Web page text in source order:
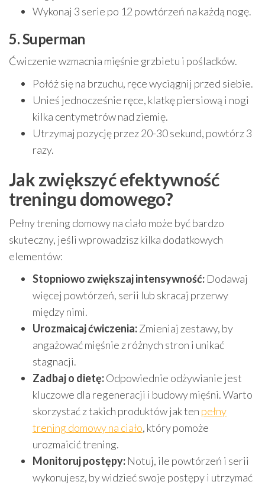
Wykonaj 3 serie po 12 powtórzeń na każdą nogę.
5. Superman
Ćwiczenie wzmacnia mięśnie grzbietu i pośladków.
Połóż się na brzuchu, ręce wyciągnij przed siebie.
Unieś jednocześnie ręce, klatkę piersiową i nogi
kilka centymetrów nad ziemię.
Utrzymaj pozycję przez 20-30 sekund, powtórz 3
razy.
Jak zwiększyć efektywność
treningu domowego?
Pełny trening domowy na ciało może być bardzo
skuteczny, jeśli wprowadzisz kilka dodatkowych
elementów:
Stopniowo zwiększaj intensywność: Dodawaj
więcej powtórzeń, serii lub skracaj przerwy
między nimi.
Urozmaicaj ćwiczenia:Zmieniaj zestawy, by
angażować mięśnie z różnych stron i unikać
stagnacji.
Zadbaj o dietę:Odpowiednie odżywianie jest
kluczowe dla regeneracji i budowy mięśni. Warto
skorzystać z takich produktów jak ten pełny
trening domowy na ciało, który pomoże
urozmaicić trening.
Monitoruj postępy: Notuj, ile powtórzeń i serii
wykonujesz, by widzieć swoje postępy i utrzymać